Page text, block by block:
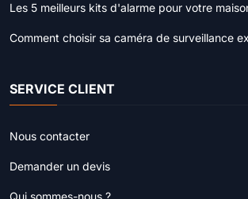
Les 5 meilleurs kits d'alarme pour votre
Comment choisir sa caméra de surveillance
SERVICE CLIENT
Nous contacter
Demander un devis